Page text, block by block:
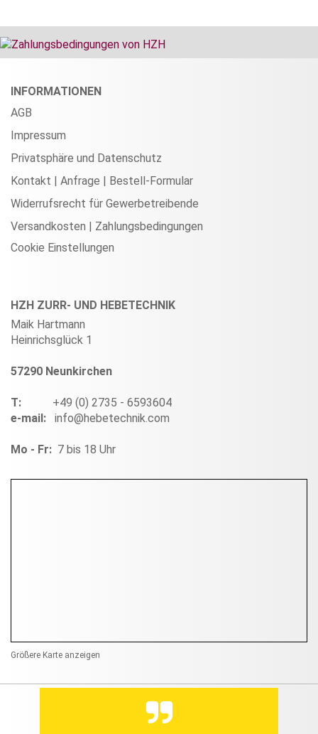
INFORMATIONEN
AGB
Impressum
Privatsphäre und Datenschutz
Kontakt | Anfrage | Bestell-Formular
Widerrufsrecht für Gewerbetreibende
Versandkosten | Zahlungsbedingungen
Cookie Einstellungen
HZH ZURR- UND HEBETECHNIK
Maik Hartmann
Heinrichsglück 1
57290 Neunkirchen
T: +49 (0) 2735 - 6593604
e-mail: info@hebetechnik.com
Mo - Fr: 7 bis 18 Uhr
Größere Karte anzeigen